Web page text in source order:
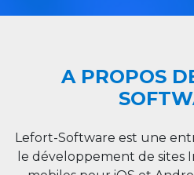
A PROPOS
Lefort-Software est une
le développement de sites